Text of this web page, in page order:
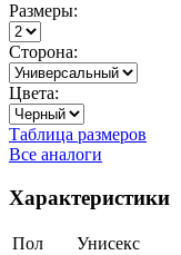
Размеры:
Сторона:
Цвета:
Таблица размеров
Все аналоги
Характеристики
Пол
Унисекс